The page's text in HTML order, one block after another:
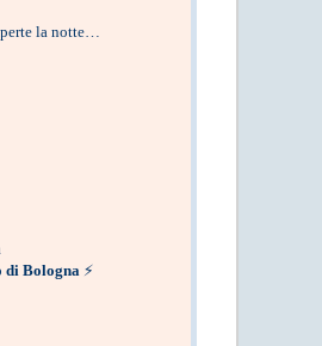
la notte…
di Bologna ⚡